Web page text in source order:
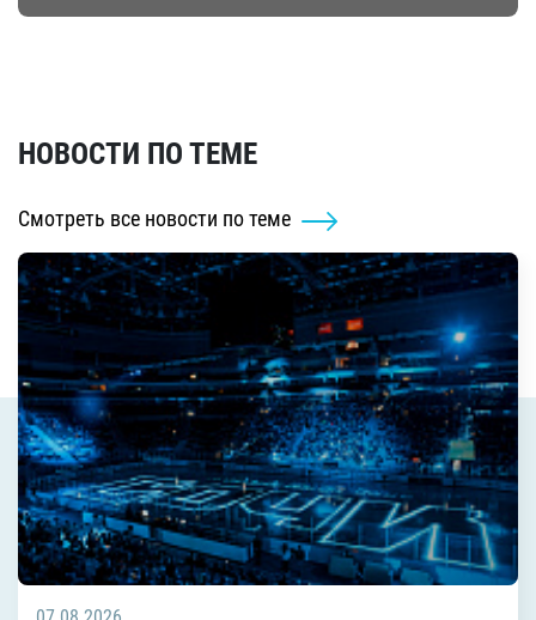
НОВОСТИ ПО ТЕМЕ
Смотреть все новости по теме